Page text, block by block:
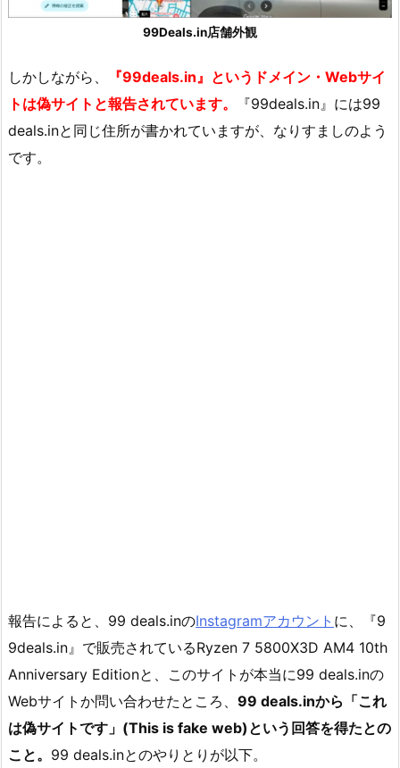
99Deals.in店舗外観
しかしながら、
『99deals.in』というドメイン・Webサイ
トは偽サイトと報告されています。
『99deals.in』には99
deals.inと同じ住所が書かれていますが、なりすましのよう
です。
報告によると、99 deals.inのInstagramアカウント に、『9
9deals.in』で販売されているRyzen 7 5800X3D AM4 10th
Anniversary Editionと、このサイトが本当に99 deals.inの
Webサイトか問い合わせたところ、 99 deals.inから「これ
は偽サイトです」(This is fake web)という回答を得たとの
こと。 99 deals.inとのやりとりが以下。